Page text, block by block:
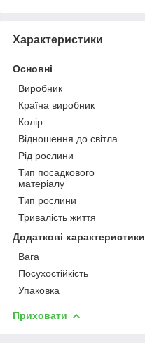
Характеристики
Основні
Виробник
Країна виробник
Колір
Відношення до світла
Рід рослини
Тип посадкового
матеріалу
Тип рослини
Тривалість життя
Додаткові характеристики
Вага
Посухостійкість
Упаковка
Приховати